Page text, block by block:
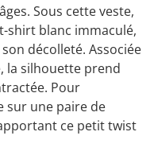
Sous cette veste,
shirt blanc immaculé,
décolleté. Associée
la silhouette prend
Pour
sur une paire de
ce petit twist